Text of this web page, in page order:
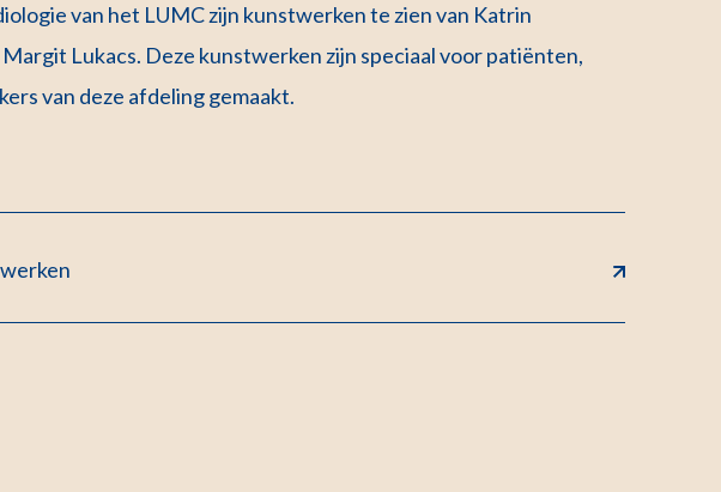
van het LUMC zijn kunstwerken te zien van Katrin
Lukacs. Deze kunstwerken zijn speciaal voor patiënten,
van deze afdeling gemaakt.